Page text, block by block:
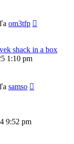
om3tfp
shack in a box
1:10 pm
samso
9:52 pm